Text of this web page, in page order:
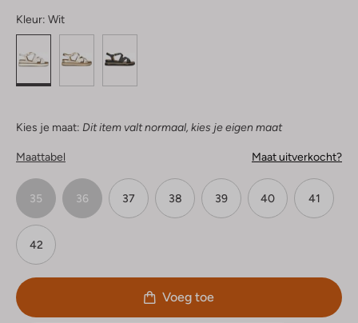
Kleur: Wit
Kies je maat: Dit item valt normaal, kies je eigen maat
Maattabel Maat uitverkocht?
35 36 37 38 39 40 41
42
Voeg toe